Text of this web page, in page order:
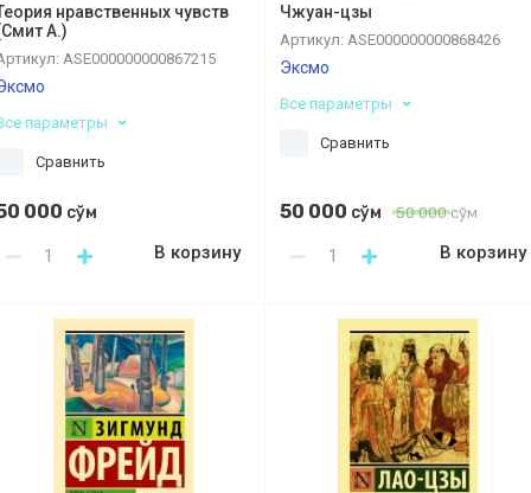
нравственных чувств
А.)
ASE000000000867215
параметры
Сравнить
000 сўм
В корзину
Чжуан-цзы
Артикул: ASE000000000868426
Эксмо
Все параметры
Сравнить
50 000 сўм 50 000сўм
В корзину